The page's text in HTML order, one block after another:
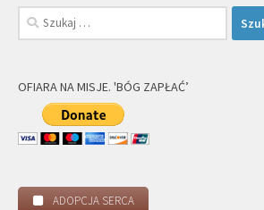
Szukaj:
OFIARA NA MISJE. 'BÓG ZAPŁAĆ’
ADOPCJA SERCA